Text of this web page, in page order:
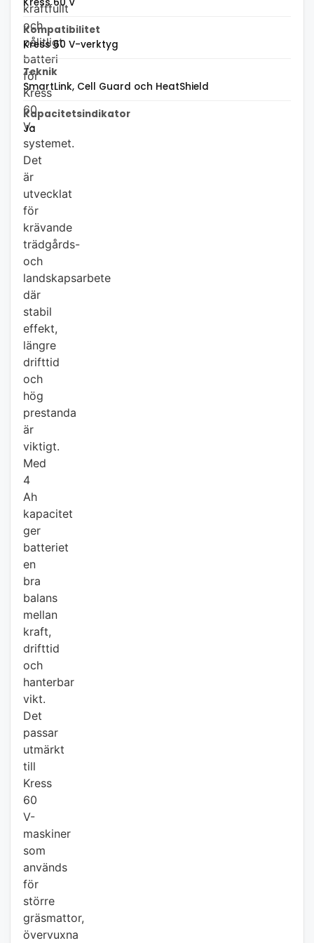
kraftfullt
och
pålitligt
batteri
för
Kress
60
V-
systemet.
Det
är
utvecklat
för
krävande
trädgårds-
och
landskapsarbete
där
stabil
effekt,
längre
drifttid
och
hög
prestanda
är
viktigt.
Med
4
Ah
kapacitet
ger
batteriet
en
bra
balans
mellan
kraft,
drifttid
och
hanterbar
vikt.
Det
passar
utmärkt
till
Kress
60
V-
maskiner
som
används
för
större
gräsmattor,
övervuxna
Kompatibilitet
Kress 60 V-verktyg
Teknik
SmartLink, Cell Guard och HeatShield
Kapacitetsindikator
Ja